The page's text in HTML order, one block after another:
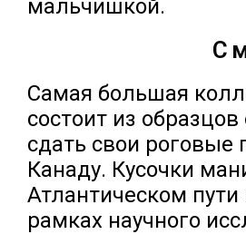
мальчишкой.
С
Самая большая
состоит из
сдать свои роговые
Канаду. Кусочки
Атлантическом
рамках научного